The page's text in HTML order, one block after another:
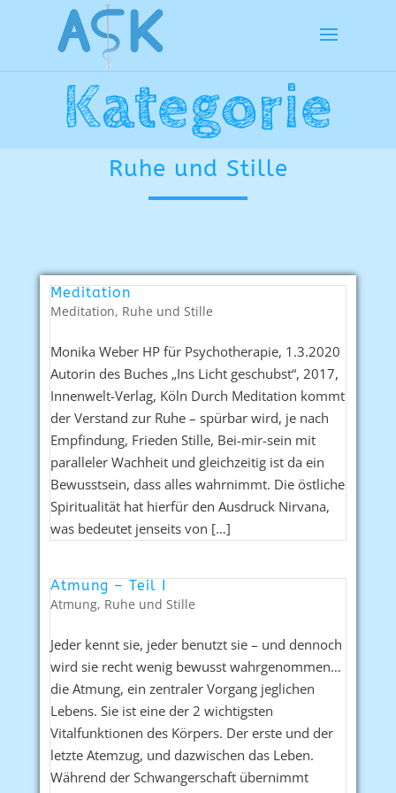
Kategorie
Ruhe und Stille
Meditation
Meditation, Ruhe und Stille
Monika Weber HP für Psychotherapie, 1.3.2020
Autorin des Buches „Ins Licht geschubst“, 2017,
Innenwelt-Verlag, Köln Durch Meditation kommt
der Verstand zur Ruhe – spürbar wird, je nach
Empfindung, Frieden Stille, Bei-mir-sein mit
paralleler Wachheit und gleichzeitig ist da ein
Bewusstsein, dass alles wahrnimmt. Die östliche
Spiritualität hat hierfür den Ausdruck Nirvana,
was bedeutet jenseits von […]
Atmung – Teil I
Atmung, Ruhe und Stille
Jeder kennt sie, jeder benutzt sie – und dennoch
wird sie recht wenig bewusst wahrgenommen…
die Atmung, ein zentraler Vorgang jeglichen
Lebens. Sie ist eine der 2 wichtigsten
Vitalfunktionen des Körpers. Der erste und der
letzte Atemzug, und dazwischen das Leben.
Während der Schwangerschaft übernimmt